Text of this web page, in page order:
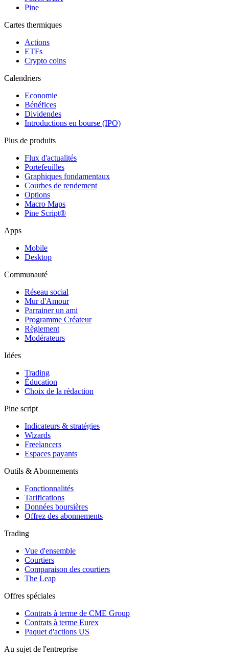
Pine
Cartes thermiques
Actions
ETFs
Crypto coins
Calendriers
Economie
Bénéfices
Dividendes
Introductions en bourse (IPO)
Plus de produits
Flux d'actualités
Portefeuilles
Graphiques fondamentaux
Courbes de rendement
Options
Macro Maps
Pine Script®
Apps
Mobile
Desktop
Communauté
Réseau social
Mur d'Amour
Parrainer un ami
Programme Créateur
Règlement
Modérateurs
Idées
Trading
Éducation
Choix de la rédaction
Pine script
Indicateurs & stratégies
Wizards
Freelancers
Espaces payants
Outils & Abonnements
Fonctionnalités
Tarifications
Données boursières
Offrez des abonnements
Trading
Vue d'ensemble
Courtiers
Comparaison des courtiers
The Leap
Offres spéciales
Contrats à terme de CME Group
Contrats à terme Eurex
Paquet d'actions US
Au sujet de l'entreprise